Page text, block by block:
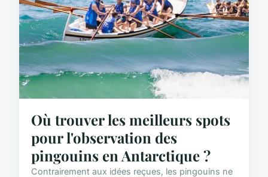
Où trouver les meilleurs spots
pour l'observation des
pingouins en Antarctique ?
Contrairement aux idées reçues, les pingouins ne